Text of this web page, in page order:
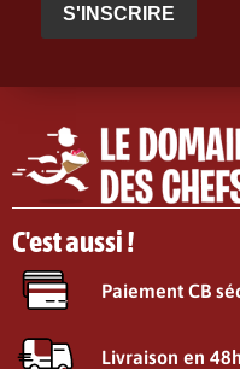
S'INSCRIRE
C'est aussi !
Paiement CB
Livraison en 48h